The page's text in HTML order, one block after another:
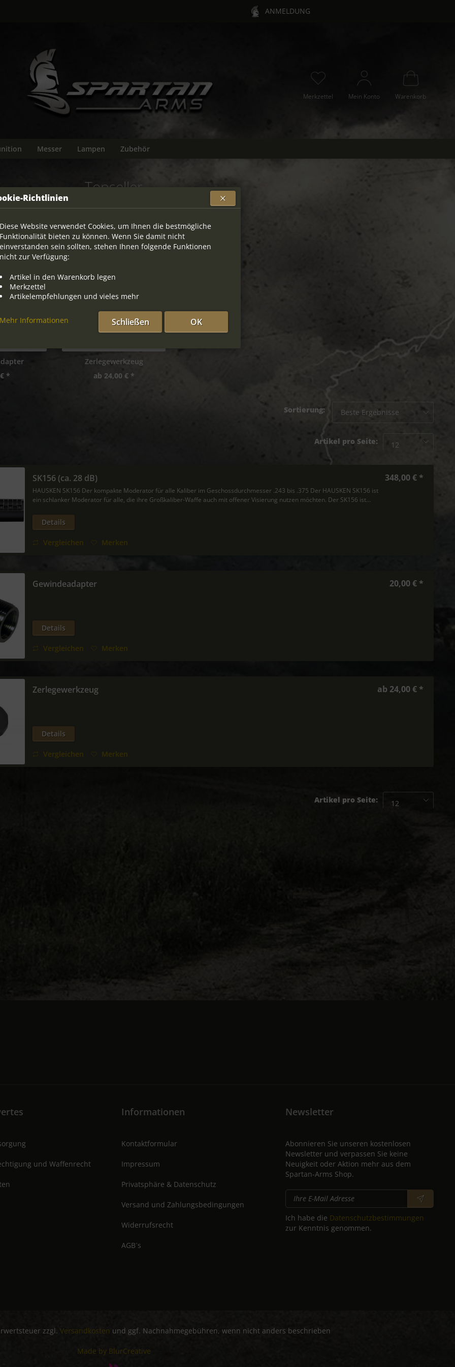
ANMELDUNG
Merkzettel Mein Konto Warenkorb
Messer Lampen
Zubehör
Topseller
*
Zerlegewerkzeug
ab 24,00 € *
Sortierung:
Artikel pro Seite:
SK156 (ca. 28 dB)
HAUSKEN SK156 Der kompakte Moderator für alle Kaliber im Geschossdurchmesser .243 bis .375 Der HAUSKEN SK156 ist
ein schlanker Moderator für alle, die ihre Großkaliber-Waffe auch mit offener Visierung nutzen möchten. Der SK156 ist...
348,00 € *
Details
Vergleichen Merken
Gewindeadapter 20,00 € *
Details
Vergleichen Merken
Zerlegewerkzeug ab 24,00 € *
Details
Vergleichen Merken
Artikel pro Seite:
und Waffenrecht
Informationen
Kontaktformular
Impressum
Privatsphäre & Datenschutz
Versand und Zahlungsbedingungen
Widerrufsrecht
AGB´s
Newsletter
Abonnieren Sie unseren kostenlosen
Newsletter und verpassen Sie keine
Neuigkeit oder Aktion mehr aus dem
Spartan-Arms Shop.
Ich habe die Datenschutzbestimmungen
zur Kenntnis genommen.
zzgl. Versandkosten und ggf. Nachnahmegebühren, wenn nicht anders beschrieben
Made by BlurCreative
Richtlinien
Diese Website verwendet Cookies, um Ihnen die bestmögliche
Funktionalität bieten zu können. Wenn Sie damit nicht
einverstanden sein sollten, stehen Ihnen folgende Funktionen
nicht zur Verfügung:
Artikel in den Warenkorb legen
Merkzettel
Artikelempfehlungen und vieles mehr
Mehr Informationen OK
Schließen